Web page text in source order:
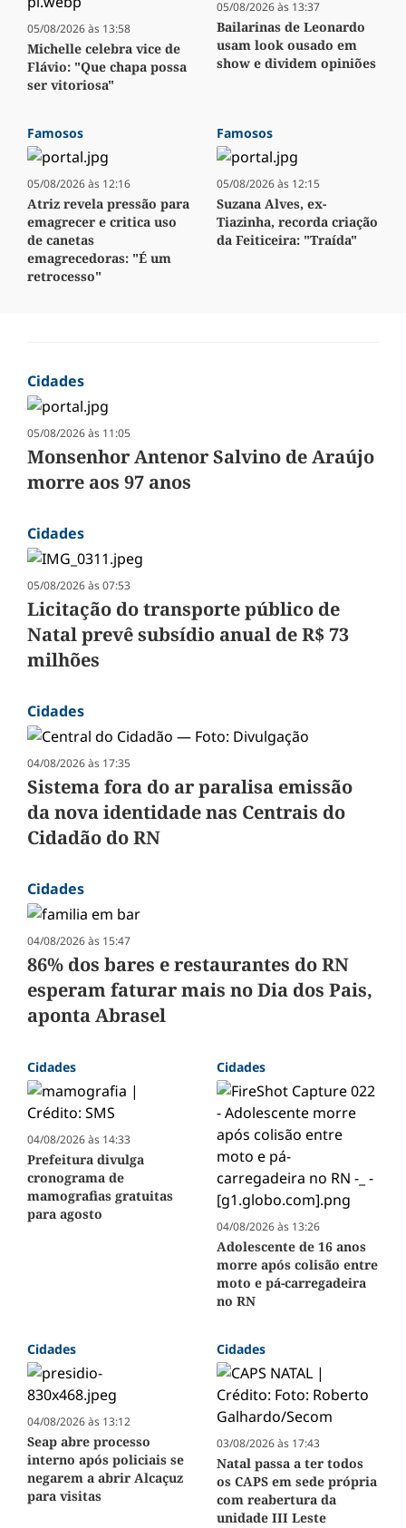
05/08/2026 às 13:58
Michelle celebra vice de
Flávio: "Que chapa possa
ser vitoriosa"
05/08/2026 às 13:37
Bailarinas de Leonardo
usam look ousado em
show e dividem opiniões
Famosos
05/08/2026 às 12:16
Atriz revela pressão para
emagrecer e critica uso
de canetas
emagrecedoras: "É um
retrocesso"
Famosos
05/08/2026 às 12:15
Suzana Alves, ex-
Tiazinha, recorda criação
da Feiticeira: "Traída"
Cidades
05/08/2026 às 11:05
Monsenhor Antenor Salvino de Araújo
morre aos 97 anos
Cidades
05/08/2026 às 07:53
Licitação do transporte público de
Natal prevê subsídio anual de R$ 73
milhões
Cidades
04/08/2026 às 17:35
Sistema fora do ar paralisa emissão
da nova identidade nas Centrais do
Cidadão do RN
Cidades
04/08/2026 às 15:47
86% dos bares e restaurantes do RN
esperam faturar mais no Dia dos Pais,
aponta Abrasel
Cidades
04/08/2026 às 14:33
Prefeitura divulga
cronograma de
mamografias gratuitas
para agosto
Cidades
04/08/2026 às 13:26
Adolescente de 16 anos
morre após colisão entre
moto e pá-carregadeira
no RN
Cidades
04/08/2026 às 13:12
Seap abre processo
interno após policiais se
negarem a abrir Alcaçuz
para visitas
Cidades
03/08/2026 às 17:43
Natal passa a ter todos
os CAPS em sede própria
com reabertura da
unidade III Leste